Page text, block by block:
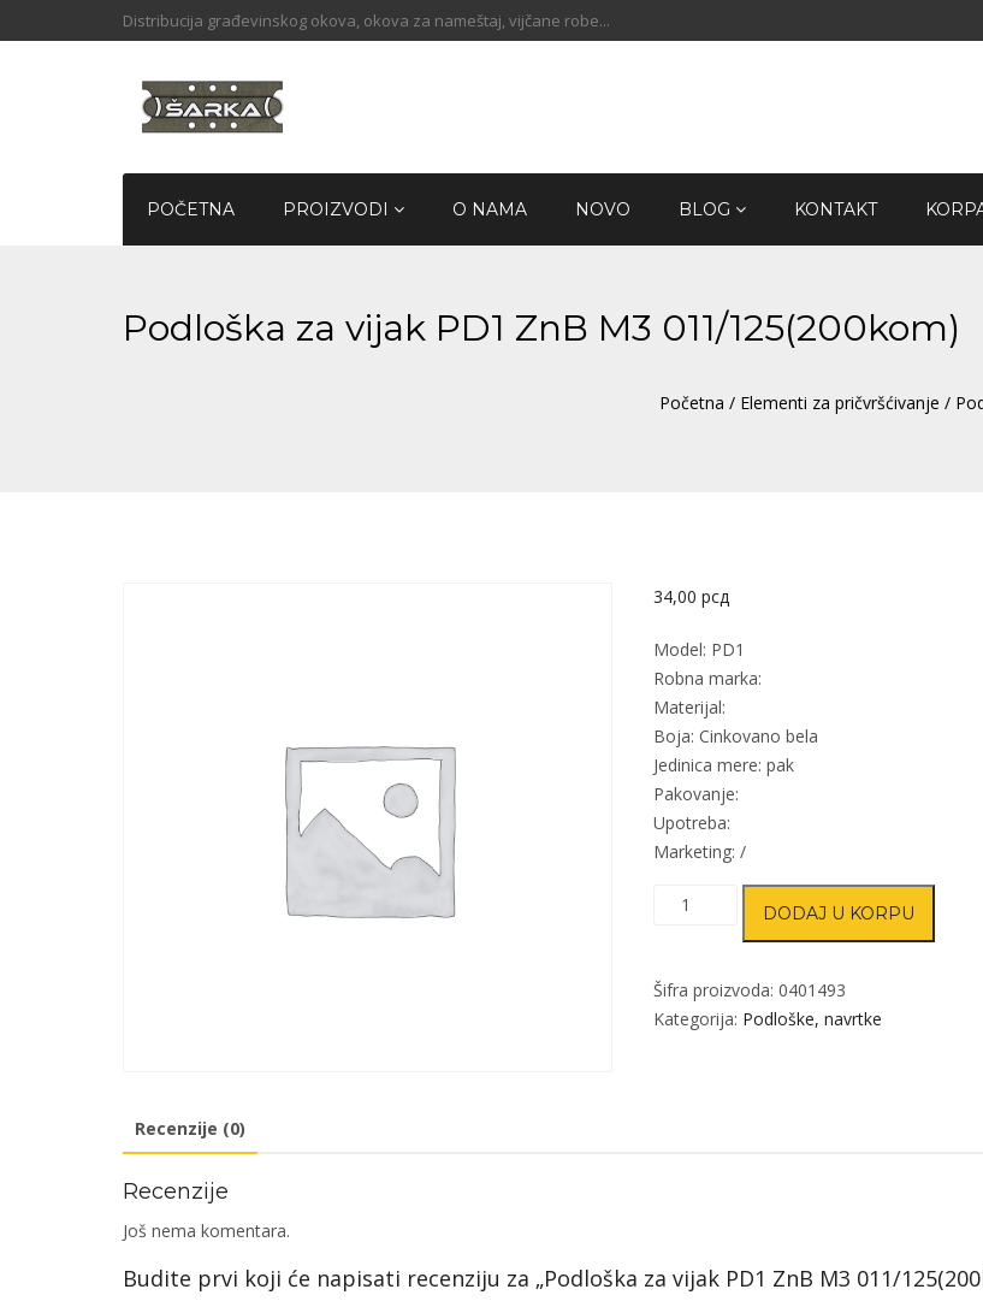
Distribucija građevinskog okova, okova za nameštaj, vijčane robe...
POČETNA PROIZVODI O NAMA NOVO BLOG KONTAKT
Podloška za vijak PD1 ZnB M3 011/125(200kom)
Početna / Elementi za pričvršćivanje /
34,00 рсд
Model: PD1
Robna marka:
Materijal:
Boja: Cinkovano bela
Jedinica mere: pak
Pakovanje:
Upotreba:
Marketing: /
Podloška
PD1
ZnB
DODAJ U KORPU
Šifra proizvoda: 0401493
Kategorija: Podloške, navrtke
Recenzije (0)
Recenzije
Još nema komentara.
Budite prvi koji će napisati recenziju za „Podloška za vijak PD1 ZnB M3 011/